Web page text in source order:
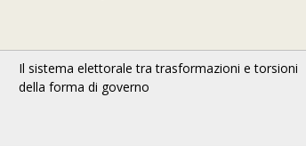
Il sistema elettorale tra trasformazioni e torsioni
della forma di governo